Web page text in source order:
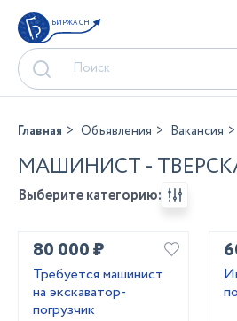
БИРЖА СНГ
Главная Объявления Вакансия
МАШИНИСТ -
Выберите категорию:
80 000 ₽
Требуется машинист
на экскаватор-
погрузчик